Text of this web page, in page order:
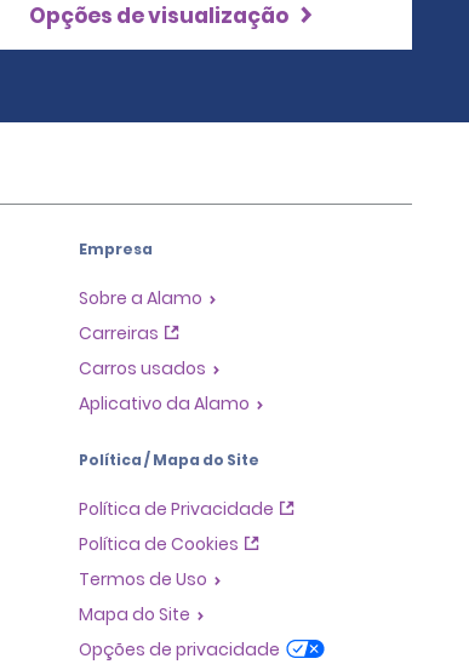
Opções de visualização
Empresa
Sobre a Alamo
Carreiras
Carros usados
Aplicativo da Alamo
Política / Mapa do Site
Política de Privacidade
Política de Cookies
Termos de Uso
Mapa do Site
Opções de privacidade